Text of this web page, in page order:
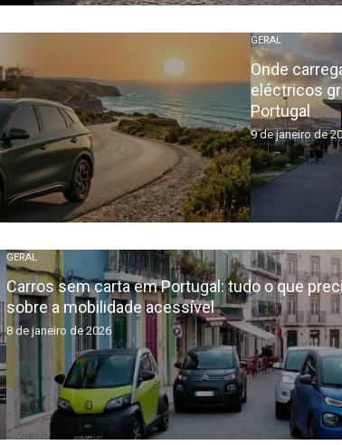
GERAL
Onde
eléctricos
Portugal
9 de janeiro de
GERAL
Carros sem carta em Portugal: tudo o que
sobre a mobilidade acessível
8 de janeiro de 2026